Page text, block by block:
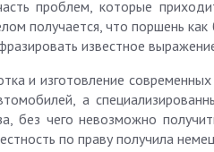
проблем, которые
получается, что поршень
известное
и изготовление
а
без чего невозможно
по праву получила